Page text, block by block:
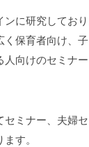
ンに研究してお
く保育者向け、
人向けのセミナ
セミナー、夫婦
す。